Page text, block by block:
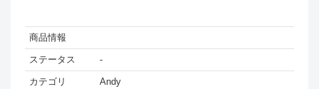
商品情報
ステータス -
カテゴリ Andy